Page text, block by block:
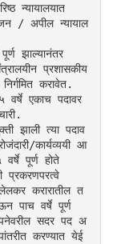
न्यायालयात
/ अपील न्यायाल
झाल्यानंतर
प्रशासकीय
करावेत.
एकाच पदावर
झाली त्या पदाव
कार्यव्ययी आ
पूर्ण होते
प्रकरणपरत्वे
करारातील त
पाच वर्षे पूर्ण
सदर पद अ
करण्यात येई